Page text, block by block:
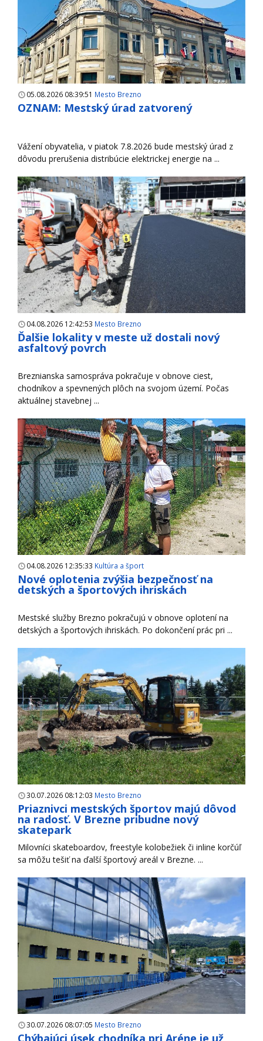
05.08.2026 08:39:51 Mesto Brezno
OZNAM: Mestský úrad zatvorený
Vážení obyvatelia, v piatok 7.8.2026 bude mestský úrad z
dôvodu prerušenia distribúcie elektrickej energie na ...
04.08.2026 12:42:53 Mesto Brezno
Ďalšie lokality v meste už dostali nový
asfaltový povrch
Breznianska samospráva pokračuje v obnove ciest,
chodníkov a spevnených plôch na svojom území. Počas
aktuálnej stavebnej ...
04.08.2026 12:35:33 Kultúra a šport
Nové oplotenia zvýšia bezpečnosť na
detských a športových ihriskách
Mestské služby Brezno pokračujú v obnove oplotení na
detských a športových ihriskách. Po dokončení prác pri ...
30.07.2026 08:12:03 Mesto Brezno
Priaznivci mestských športov majú dôvod
na radosť. V Brezne pribudne nový
skatepark
Milovníci skateboardov, freestyle kolobežiek či inline korčúľ
sa môžu tešiť na ďalší športový areál v Brezne. ...
30.07.2026 08:07:05 Mesto Brezno